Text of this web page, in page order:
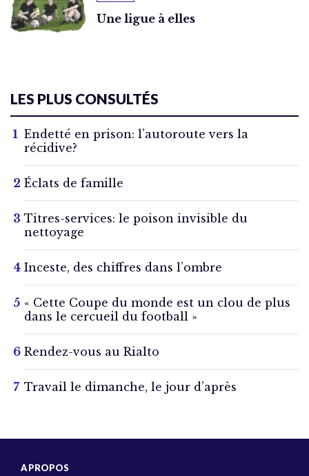
Une ligue à elles
LES PLUS CONSULTÉS
Endetté en prison: l’autoroute vers la
récidive?
Éclats de famille
Titres-services: le poison invisible du
nettoyage
Inceste, des chiffres dans l’ombre
« Cette Coupe du monde est un clou de plus
dans le cercueil du football »
Rendez-vous au Rialto
Travail le dimanche, le jour d’après
A PROPOS